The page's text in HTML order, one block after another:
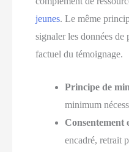
jeunes. Le même
signaler les données de
factuel du témoignage.
Principe de
minimum
Consentement
encadré, retrait